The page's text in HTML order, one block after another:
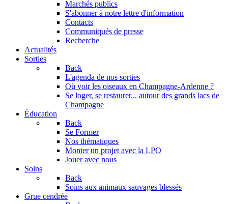
Marchés publics
S'abonner à notre lettre d'information
Contacts
Communiqués de presse
Recherche
Actualités
Sorties
Back
L'agenda de nos sorties
Où voir les oiseaux en Champagne-Ardenne ?
Se loger, se restaurer... autour des grands lacs de
Champagne
Éducation
Back
Se Former
Nos thématiques
Monter un projet avec la LPO
Jouer avec nous
Soins
Back
Soins aux animaux sauvages blessés
Grue cendrée